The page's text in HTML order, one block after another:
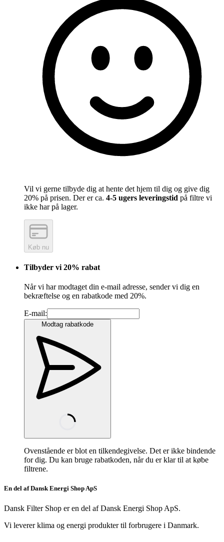
Vil vi gerne tilbyde dig at hente det hjem til dig og give dig
20% på prisen. Der er ca. 4-5 ugers leveringstid på filtre vi
ikke har på lager.
Køb nu
Tilbyder vi 20% rabat
Når vi har modtaget din e-mail adresse, sender vi dig en
bekræftelse og en rabatkode med 20%.
E-mail:
Modtag rabatkode
Ovenstående er blot en tilkendegivelse. Det er ikke bindende
for dig. Du kan bruge rabatkoden, når du er klar til at købe
filtrene.
En del af Dansk Energi Shop ApS
Dansk Filter Shop er en del af Dansk Energi Shop ApS.
Vi leverer klima og energi produkter til forbrugere i Danmark.